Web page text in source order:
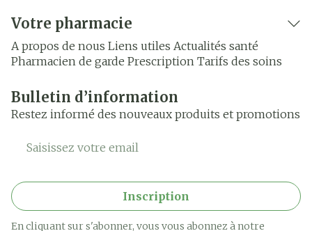
Votre pharmacie
A propos de nous Liens utiles Actualités santé
Pharmacien de garde Prescription Tarifs des soins
Bulletin d’information
Restez informé des nouveaux produits et promotions
Adresse mail
Inscription
En cliquant sur s'abonner, vous vous abonnez à notre